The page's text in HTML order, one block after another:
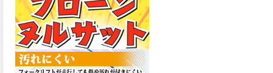
2026.06.29
数多くの施工実績を持つ信頼
性の高い塗材 優れた性能と高
品質で高度な防水機能を発
揮、フローン11が新しく販売
開始致しました。ご購入はこ